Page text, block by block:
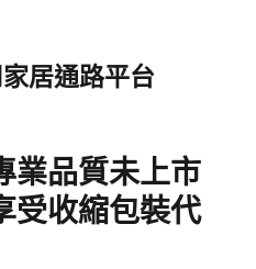
居通路平台
業品質未上市
受收縮包裝代